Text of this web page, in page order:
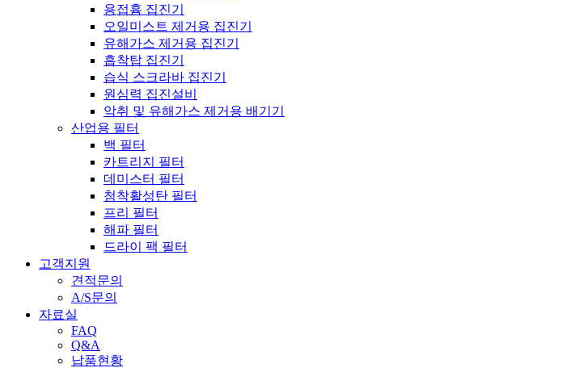
용접흄 집진기
오일미스트 제거용 집진기
유해가스 제거용 집진기
흡착탑 집진기
습식 스크라바 집진기
원심력 집진설비
악취 및 유해가스 제거용 배기기
산업용 필터
백 필터
카트리지 필터
데미스터 필터
첨착활성탄 필터
프리 필터
해파 필터
드라이 팩 필터
고객지원
견적문의
A/S문의
자료실
FAQ
Q&A
납품현황